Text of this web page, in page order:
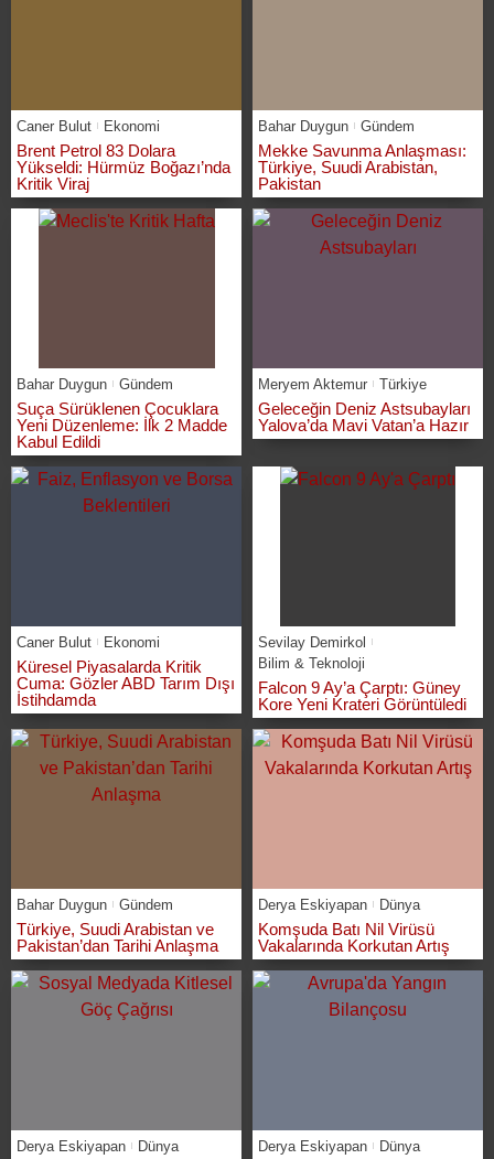
Caner Bulut Ekonomi
Brent Petrol 83 Dolara
Yükseldi: Hürmüz Boğazı’nda
Kritik Viraj
Bahar Duygun Gündem
Mekke Savunma Anlaşması:
Türkiye, Suudi Arabistan,
Pakistan
Bahar Duygun Gündem
Suça Sürüklenen Çocuklara
Yeni Düzenleme: İlk 2 Madde
Kabul Edildi
Meryem Aktemur Türkiye
Geleceğin Deniz Astsubayları
Yalova’da Mavi Vatan’a Hazır
Caner Bulut Ekonomi
Küresel Piyasalarda Kritik
Cuma: Gözler ABD Tarım Dışı
İstihdamda
Sevilay Demirkol
Bilim & Teknoloji
Falcon 9 Ay’a Çarptı: Güney
Kore Yeni Krateri Görüntüledi
Bahar Duygun Gündem
Türkiye, Suudi Arabistan ve
Pakistan’dan Tarihi Anlaşma
Derya Eskiyapan Dünya
Komşuda Batı Nil Virüsü
Vakalarında Korkutan Artış
Derya Eskiyapan Dünya Derya Eskiyapan Dünya